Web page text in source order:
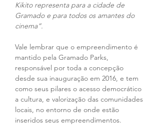
Kikito representa para a cidade de
Gramado e para todos os amantes do
cinema”.
Vale lembrar que o empreendimento é
mantido pela Gramado Parks,
responsável por toda a concepção
desde sua inauguração em 2016, e tem
como seus pilares o acesso democrático
a cultura, e valorização das comunidades
locais, no entorno de onde estão
inseridos seus empreendimentos.